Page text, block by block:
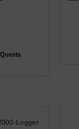
Logger